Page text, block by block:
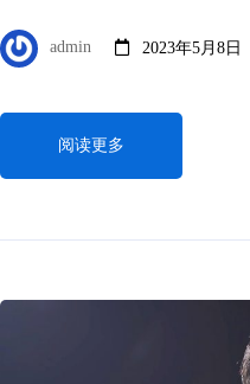
admin 2023年5月8日
阅读更多